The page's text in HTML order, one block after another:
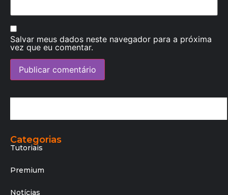
Salvar meus dados neste navegador para a próxima
vez que eu comentar.
Categorias
Tutoriais
Premium
Notícias